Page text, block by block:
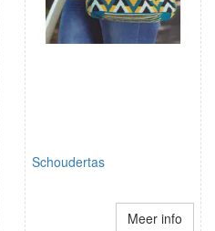
Schoudertas
Meer info